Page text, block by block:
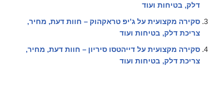
דלק, בטיחות ועוד
סקירה מקצועית על ג'יפ טראקהוק – חוות דעת, מחיר,
צריכת דלק, בטיחות ועוד
סקירה מקצועית על דייהטסו סיריון – חוות דעת, מחיר,
צריכת דלק, בטיחות ועוד